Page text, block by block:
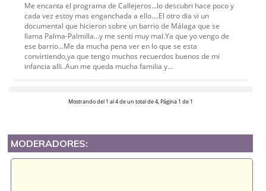
Me encanta el programa de Callejeros...lo descubri hace poco y
cada vez estoy mas enganchada a ello....El otro dia vi un
documental que hicieron sobre un barrio de Málaga que se
llama Palma-Palmilla...y me senti muy mal.Ya que yo vengo de
ese barrio...Me da mucha pena ver en lo que se esta
convirtiendo,ya que tengo muchos recuerdos buenos de mi
infancia alli..Aun me queda mucha familia y...
Mostrando del 1 al 4 de un total de 4, Página 1 de 1
MODERADORES: